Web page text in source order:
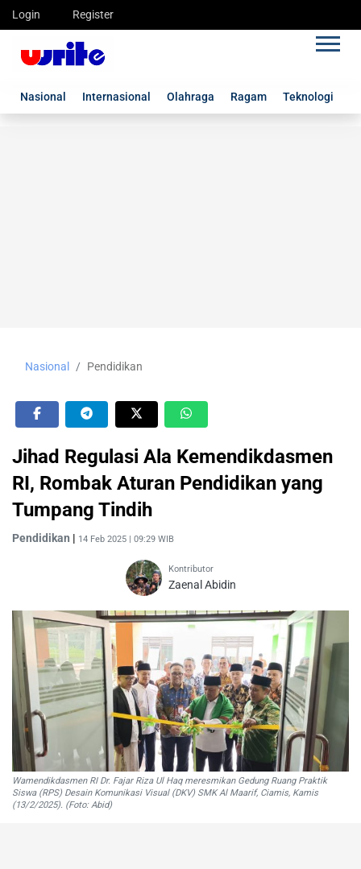
Login Register
Nasional Internasional Olahraga Ragam Teknologi
Nasional Pendidikan
Jihad Regulasi Ala Kemendikdasmen
RI, Rombak Aturan Pendidikan yang
Tumpang Tindih
Pendidikan | 14 Feb 2025 | 09:29 WIB
Kontributor
Zaenal Abidin
Wamendikdasmen RI Dr. Fajar Riza Ul Haq meresmikan Gedung Ruang Praktik
Siswa (RPS) Desain Komunikasi Visual (DKV) SMK Al Maarif, Ciamis, Kamis
(13/2/2025). (Foto: Abid)